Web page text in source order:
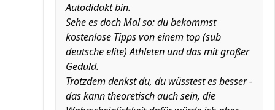
Autodidakt bin.
Sehe es doch Mal so: du bekommst
kostenlose Tipps von einem top (sub
deutsche elite) Athleten und das mit großer
Geduld.
Trotzdem denkst du, du wüsstest es besser -
das kann theoretisch auch sein, die